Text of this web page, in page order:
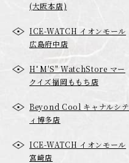
(大阪本店)
ICE-WATCH イオンモール
広島府中店
HﾟM'S" WatchStore マー
クイズ福岡ももち店
Beyond Cool キャナルシテ
ィ博多店
ICE-WATCH イオンモール
宮崎店